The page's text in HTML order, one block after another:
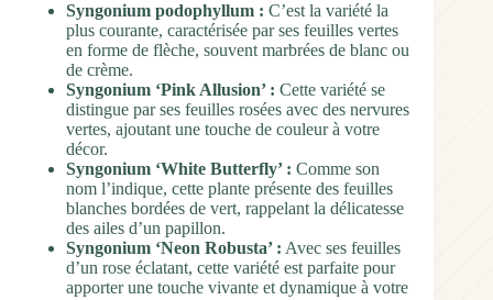
Syngonium podophyllum : C’est la variété la
plus courante, caractérisée par ses feuilles vertes
en forme de flèche, souvent marbrées de blanc ou
de crème.
Syngonium ‘Pink Allusion’ : Cette variété se
distingue par ses feuilles rosées avec des nervures
vertes, ajoutant une touche de couleur à votre
décor.
Syngonium ‘White Butterfly’ : Comme son
nom l’indique, cette plante présente des feuilles
blanches bordées de vert, rappelant la délicatesse
des ailes d’un papillon.
Syngonium ‘Neon Robusta’ : Avec ses feuilles
d’un rose éclatant, cette variété est parfaite pour
apporter une touche vivante et dynamique à votre